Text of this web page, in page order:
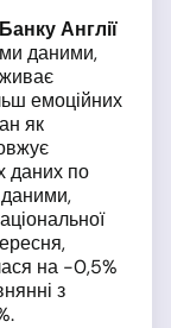
Англії
даними,
емоційних
як
даних по
даними,
на -0,5%
з